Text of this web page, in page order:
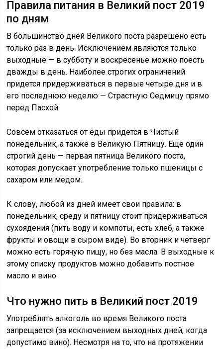
Правила питания в Великий пост 2019
по дням
В большинство дней Великого поста разрешено есть
только раз в день. Исключением являются только
выходные — в субботу и воскресенье можно поесть
дважды в день. Наиболее строгих ограничений
придется придерживаться в первые четыре дня и в
его последнюю неделю — Страстную Седмицу прямо
перед Пасхой.
Совсем отказаться от еды придется в Чистый
понедельник, а также в Великую Пятницу. Еще один
строгий день — первая пятница Великого поста,
которая допускает употребление только пшеницы с
сахаром или медом.
К слову, любой из дней имеет свои правила: в
понедельник, среду и пятницу стоит придерживаться
сухоядения (пить воду и компоты, есть хлеб, а также
фрукты и овощи в сыром виде). Во вторник и четверг
можно есть горячую пищу, но без масла. В выходные к
этому списку продуктов можно добавить постное
масло и вино.
Что нужно пить в Великий пост 2019
Употреблять алкоголь во время Великого поста
запрещается (за исключением выходных дней, когда
допустимо вино). Несмотря на то, что на протяжении